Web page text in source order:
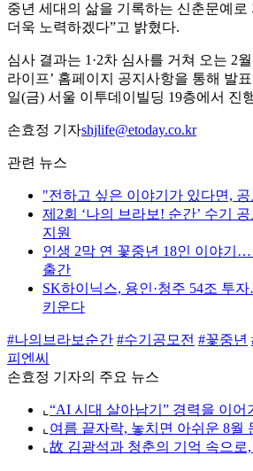
중년 세대의 삶을 기록하는 신춘문예로
더욱 노력하겠다”고 밝혔다.
심사 결과는 1·2차 심사를 거쳐 오는 2월
라이프’ 홈페이지 공지사항을 통해 발
일(금) 서울 이투데이빌딩 19층에서 진
손효정 기자shjlife@etoday.co.kr
관련 뉴스
"전하고 싶은 이야기가 있다면,
제2회 ‘나의 브라보! 순간’ 수기
지원
인생 2막 연 꽃중년 18인 이야기…
출간
SK하이닉스, 용인·청주 54조 투
키운다
#나의브라보순간 #수기공모전 #꽃중년
피엔씨
손효정 기자의 주요 뉴스
⌞ “AI 시대 살아남기” 경력을 이어
⌞ 여름 끝자락, 놓치면 아쉬운 8월
⌞ 故 김광석과 청춘의 기억 속으로,